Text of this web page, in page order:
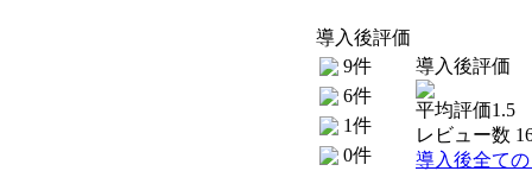
導入後評価
9件
6件
1件
0件
導入後評価
平均評価1.5
レビュー数
導入後全て